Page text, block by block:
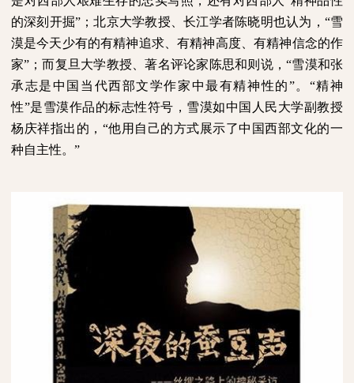
的深刻开掘”；北京大学教授、长江学者陈晓明也认为，“雪
漠是今天少有的有精神追求、有精神高度、有精神信念的作
家”；而复旦大学教授、著名评论家陈思和则说，“雪漠和张
承志是中国当代西部文学作家中最有精神性的”。“精神
性”是雪漠作品的标志性符号，雪漠如中国人民大学副教授
杨庆祥指出的，“他用自己的方式展示了中国西部文化的一
种自主性。”